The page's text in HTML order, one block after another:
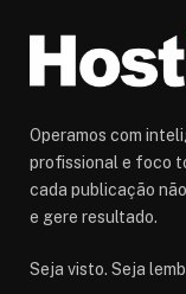
Operamos com
profissional e foco
cada publicação
e gere resultado.
Seja visto. Seja